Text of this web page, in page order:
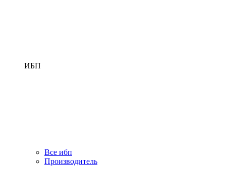
ИБП
Все ибп
Производитель